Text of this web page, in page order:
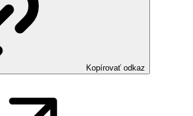
Kopírovať odkaz